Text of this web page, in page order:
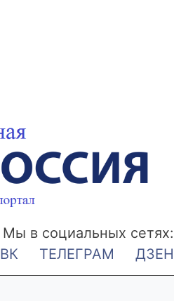
Мы в социальных сетях:
ВК
ТЕЛЕГРАМ ДЗЕН